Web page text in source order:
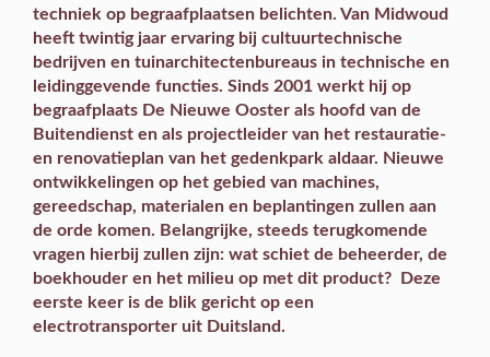
techniek op begraafplaatsen belichten. Van Midwoud
heeft twintig jaar ervaring bij cultuurtechnische
bedrijven en tuinarchitectenbureaus in technische en
leidinggevende functies. Sinds 2001 werkt hij op
begraafplaats De Nieuwe Ooster als hoofd van de
Buitendienst en als projectleider van het restauratie-
en renovatieplan van het gedenkpark aldaar. Nieuwe
ontwikkelingen op het gebied van machines,
gereedschap, materialen en beplantingen zullen aan
de orde komen. Belangrijke, steeds terugkomende
vragen hierbij zullen zijn: wat schiet de beheerder, de
boekhouder en het milieu op met dit product? Deze
eerste keer is de blik gericht op een
electrotransporter uit Duitsland.